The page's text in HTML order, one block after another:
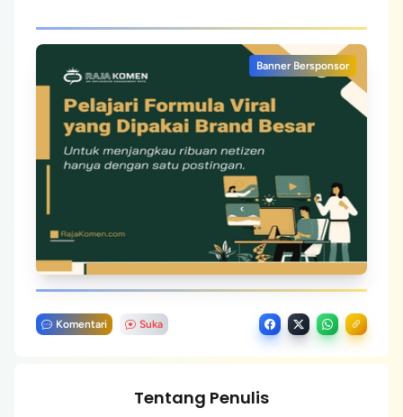
Banner Bersponsor
Komentari Suka
Tentang Penulis